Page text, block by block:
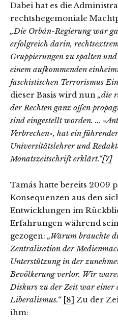
Dabei hat es die
rechtshegemoniale
„Die Orbán-Regierung war
erfolgreich darin,
Gruppierungen zu spalten
einem aufkommenden
faschistischen Terrorismus
dieser Basis wird nun „die
der Rechten ganz offen
sind eingestellt worden. … »
Verbrechen«, hat ein
Universitätslehrer und
Monatszeitschrift erklärt.“[7]
Tamás hatte bereits 2009
Konsequenzen aus den
Entwicklungen im
Erfahrungen während
gezogen: „Warum brauchte
Zentralisation der
Unterstützung in der
Bevölkerung verlor. Wir
Diskurs zu der Zeit war einer
Liberalismus.“ [8] Zu der
ihm: